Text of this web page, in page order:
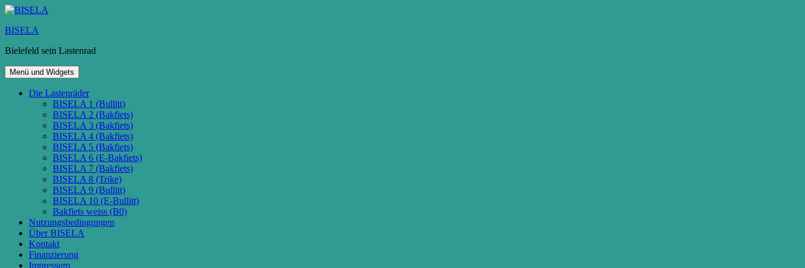
Zum
springen
BISELA
Bielefeld sein Lastenrad
Menü und Widgets
Die Lastenräder
BISELA 1 (Bullitt)
BISELA 2 (Bakfiets)
BISELA 3 (Bakfiets)
BISELA 4 (Bakfiets)
BISELA 5 (Bakfiets)
BISELA 6 (E-Bakfiets)
BISELA 7 (Bakfiets)
BISELA 8 (Trike)
BISELA 9 (Bullitt)
BISELA 10 (E-Bullitt)
Bakfiets weiss (B0)
Nutzungsbedingungen
Über BISELA
Kontakt
Finanzierung
Impressum